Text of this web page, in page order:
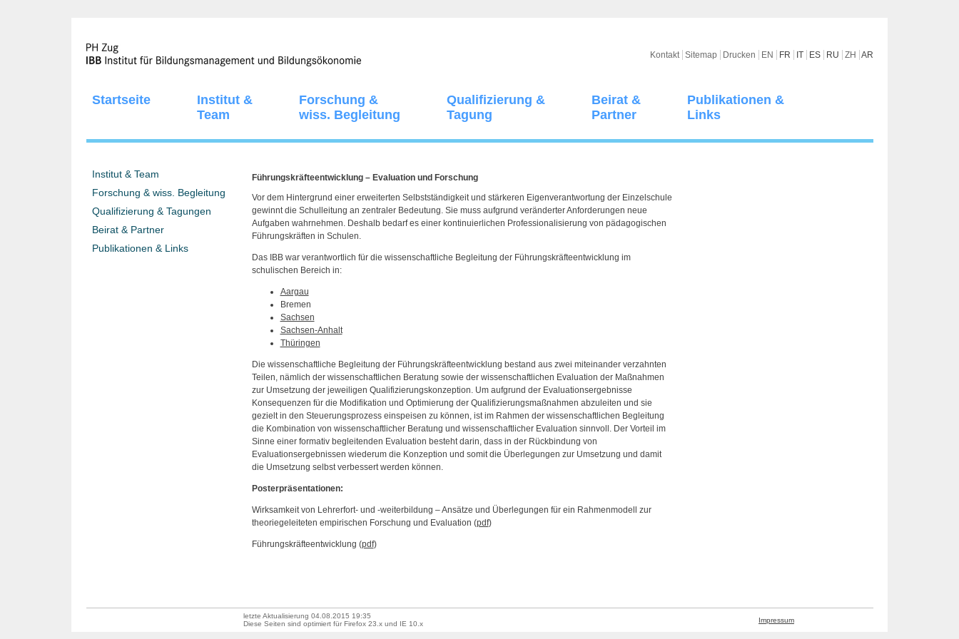
Kontakt Sitemap Drucken EN FR IT ES RU ZH AR
Startseite
Institut &
Team
Forschung &
wiss. Begleitung
Qualifizierung &
Tagung
Beirat &
Partner
Publikationen &
Links
Institut & Team
Forschung & wiss. Begleitung
Qualifizierung & Tagungen
Beirat & Partner
Publikationen & Links
Führungskräfteentwicklung – Evaluation und Forschung
Vor dem Hintergrund einer erweiterten Selbstständigkeit und stärkeren Eigenverantwortung der Einzelschule
gewinnt die Schulleitung an zentraler Bedeutung. Sie muss aufgrund veränderter Anforderungen neue
Aufgaben wahrnehmen. Deshalb bedarf es einer kontinuierlichen Professionalisierung von pädagogischen
Führungskräften in Schulen.
Das IBB war verantwortlich für die wissenschaftliche Begleitung der Führungskräfteentwicklung im
schulischen Bereich in:
Aargau
Bremen
Sachsen
Sachsen-Anhalt
Thüringen
Die wissenschaftliche Begleitung der Führungskräfteentwicklung bestand aus zwei miteinander verzahnten
Teilen, nämlich der wissenschaftlichen Beratung sowie der wissenschaftlichen Evaluation der Maßnahmen
zur Umsetzung der jeweiligen Qualifizierungskonzeption. Um aufgrund der Evaluationsergebnisse
Konsequenzen für die Modifikation und Optimierung der Qualifizierungsmaßnahmen abzuleiten und sie
gezielt in den Steuerungsprozess einspeisen zu können, ist im Rahmen der wissenschaftlichen Begleitung
die Kombination von wissenschaftlicher Beratung und wissenschaftlicher Evaluation sinnvoll. Der Vorteil im
Sinne einer formativ begleitenden Evaluation besteht darin, dass in der Rückbindung von
Evaluationsergebnissen wiederum die Konzeption und somit die Überlegungen zur Umsetzung und damit
die Umsetzung selbst verbessert werden können.
Posterpräsentationen:
Wirksamkeit von Lehrerfort- und -weiterbildung – Ansätze und Überlegungen für ein Rahmenmodell zur
theoriegeleiteten empirischen Forschung und Evaluation (pdf)
Führungskräfteentwicklung (pdf)
letzte Aktualisierung 04.08.2015 19:35
Diese Seiten sind optimiert für Firefox 23.x und IE 10.x
Impressum